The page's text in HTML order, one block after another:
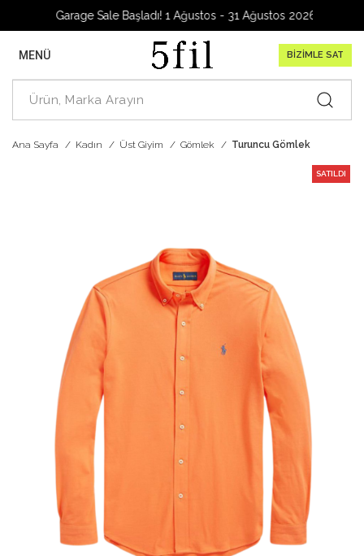
Garage Sale Başladı! 1 Ağustos - 31 Ağustos 2026
MENÜ BİZİMLE SAT
Ana Sayfa Kadın Üst Giyim Gömlek Turuncu Gömlek
SATILDI